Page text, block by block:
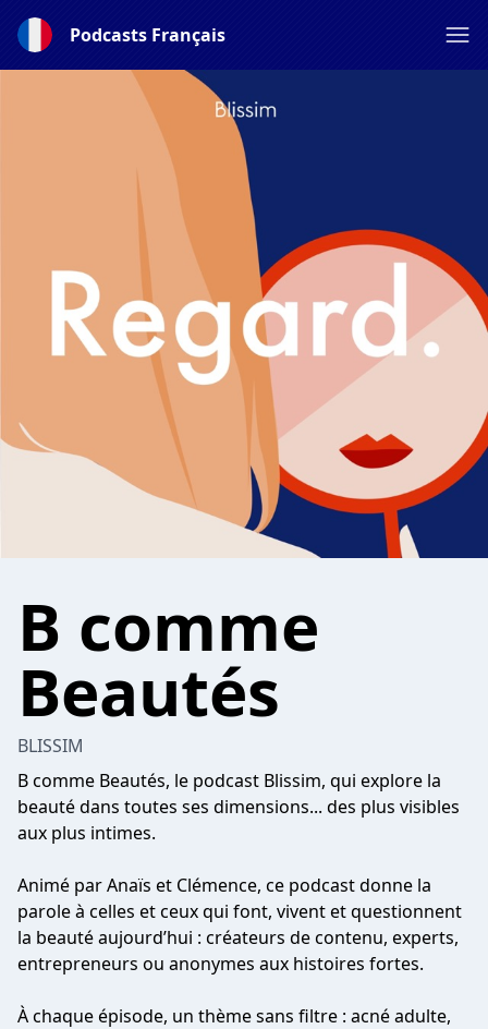
Podcasts Français
B comme
Beautés
BLISSIM
B comme Beautés, le podcast Blissim, qui explore la
beauté dans toutes ses dimensions... des plus visibles
aux plus intimes.
Animé par Anaïs et Clémence, ce podcast donne la
parole à celles et ceux qui font, vivent et questionnent
la beauté aujourd’hui : créateurs de contenu, experts,
entrepreneurs ou anonymes aux histoires fortes.
À chaque épisode, un thème sans filtre : acné adulte,